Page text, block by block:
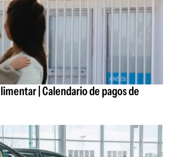
| Calendario de pagos de